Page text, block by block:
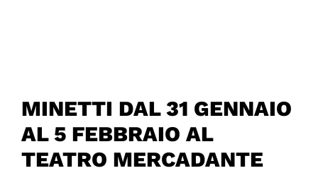
MINETTI DAL 31 GENNAIO
AL 5 FEBBRAIO AL
TEATRO MERCADANTE